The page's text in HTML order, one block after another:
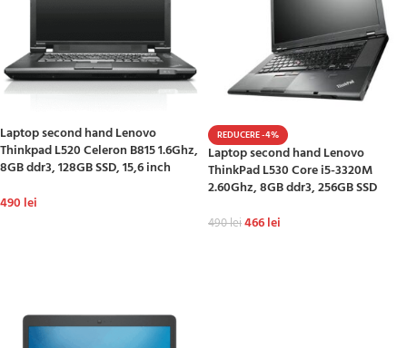
Laptop second hand Lenovo
Thinkpad L520 Celeron B815 1.6Ghz,
8GB ddr3, 128GB SSD, 15,6 inch
490 lei
REDUCERE -4%
Laptop second hand Lenovo
ThinkPad L530 Core i5-3320M
2.60Ghz, 8GB ddr3, 256GB SSD
490lei466lei